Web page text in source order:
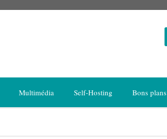
Multimédia Self-Hosting Bons plans